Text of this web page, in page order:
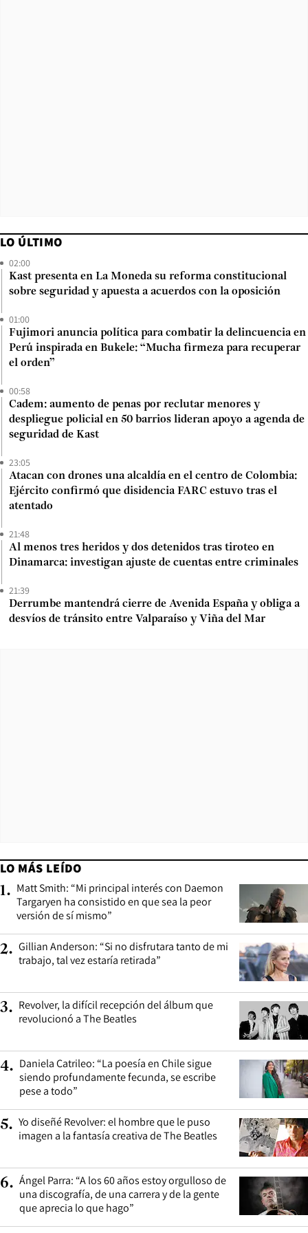
LO ÚLTIMO
02:00
Kast presenta en La Moneda su reforma constitucional
sobre seguridad y apuesta a acuerdos con la oposición
01:00
Fujimori anuncia política para combatir la delincuencia en
Perú inspirada en Bukele: “Mucha firmeza para recuperar
el orden”
00:58
Cadem: aumento de penas por reclutar menores y
despliegue policial en 50 barrios lideran apoyo a agenda de
seguridad de Kast
23:05
Atacan con drones una alcaldía en el centro de Colombia:
Ejército confirmó que disidencia FARC estuvo tras el
atentado
21:48
Al menos tres heridos y dos detenidos tras tiroteo en
Dinamarca: investigan ajuste de cuentas entre criminales
21:39
Derrumbe mantendrá cierre de Avenida España y obliga a
desvíos de tránsito entre Valparaíso y Viña del Mar
LO MÁS LEÍDO
1. Matt Smith: “Mi principal interés con Daemon
Targaryen ha consistido en que sea la peor
versión de sí mismo”
2. Gillian Anderson: “Si no disfrutara tanto de mi
trabajo, tal vez estaría retirada”
3. Revolver, la difícil recepción del álbum que
revolucionó a The Beatles
4. Daniela Catrileo: “La poesía en Chile sigue
siendo profundamente fecunda, se escribe
pese a todo”
5. Yo diseñé Revolver: el hombre que le puso
imagen a la fantasía creativa de The Beatles
6. Ángel Parra: “A los 60 años estoy orgulloso de
una discografía, de una carrera y de la gente
que aprecia lo que hago”